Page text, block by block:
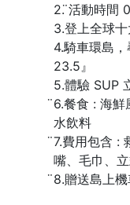
2. ̈活動時間
3.登上全球
4.騎車環島
23.5』
5.體驗 SUP
̈6.餐食 : 海鮮
水飲料
̈7.費用包含 :
嘴、毛巾、
̈8.贈送島上